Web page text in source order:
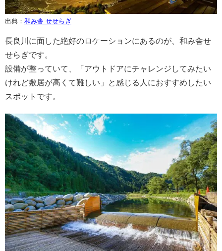
出典： 和み舎 せせらぎ
長良川に面した絶好のロケーションにあるのが、和み舎せ
せらぎです。
設備が整っていて、「 アウトドアにチャレンジしてみたい
けれど敷居が高くて難しい」と感じる人におすすめしたい
スポットです。